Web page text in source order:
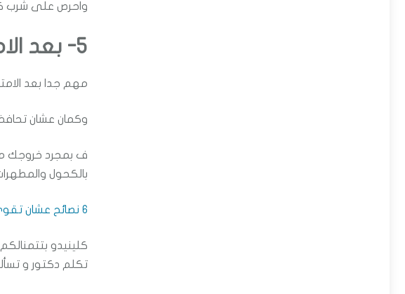
واحرص على شرب
5- بعد الامتحان
مهم جدا بعد
وكمان عشان
ف بمجرد خروجك من
بالكحول
6 نصائح عشان تقوي جهازك المناعي
كلينيدو
تكلم دكتور و